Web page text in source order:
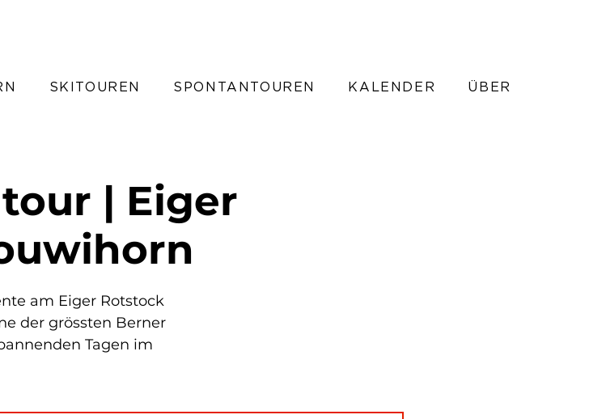
SKITOUREN SPONTANTOUREN KALENDER ÜBER
| Eiger
am Eiger Rotstock
der grössten Berner
Tagen im